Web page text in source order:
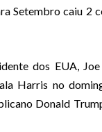
Setembro caiu 2
dos EUA,
Harris no
Donald